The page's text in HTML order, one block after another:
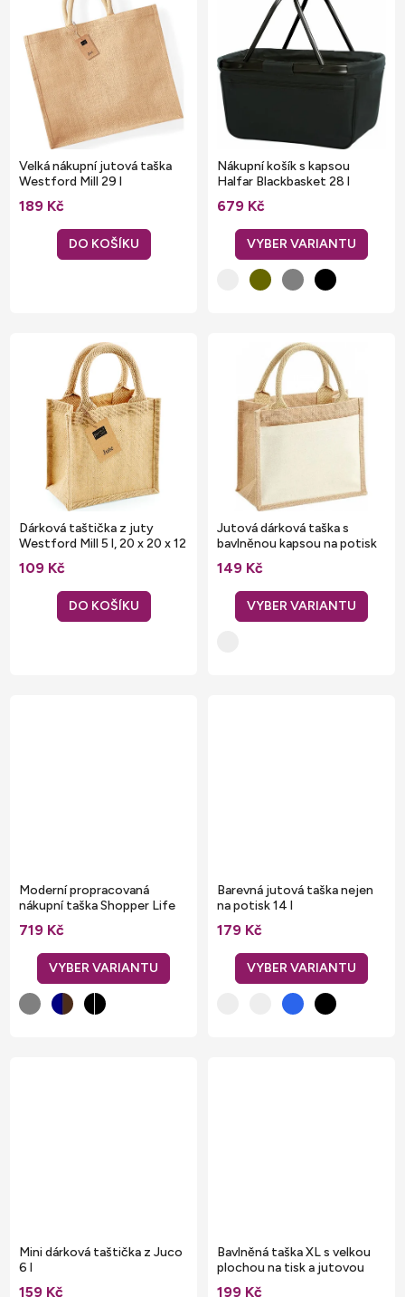
o
d
u
Velká nákupní jutová taška
Westford Mill 29 l
189 Kč
DO KOŠÍKU
Nákupní košík s kapsou
Halfar Blackbasket 28 l
679 Kč
Dárková taštička z juty
Westford Mill 5 l, 20 x 20 x 12
109 Kč
DO KOŠÍKU
Jutová dárková taška s
bavlněnou kapsou na potisk
149 Kč
Moderní propracovaná
nákupní taška Shopper Life
32 litrů
719 Kč
Barevná jutová taška nejen
na potisk 14 l
179 Kč
Mini dárková taštička z Juco
6 l
159 Kč
Bavlněná taška XL s velkou
plochou na tisk a jutovou
základnou
199 Kč